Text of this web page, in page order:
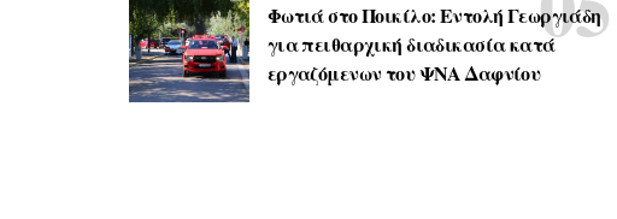
Φωτιά στο Ποικίλο: Εντολή Γεωργιάδη
για πειθαρχική διαδικασία κατά
εργαζόμενων του ΨΝΑ Δαφνίου